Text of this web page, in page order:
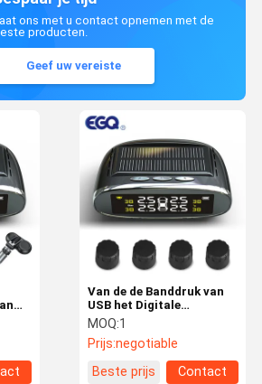
ons met u contact opnemen met de
producten.
Geef uw vereiste
Van de de Banddruk van
USB het Digitale
433.92mhz Zonne
Controlesysteem
MOQ:1
Prijs:negotiable
Beste prijs
Contact